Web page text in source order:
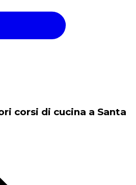
corsi di cucina a Santa